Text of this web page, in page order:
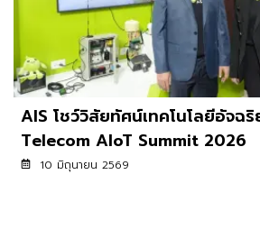
AIS โชว์วิสัยทัศน์เทคโนโลยีอัจฉ
Telecom AIoT Summit 2026
10 มิถุนายน 2569